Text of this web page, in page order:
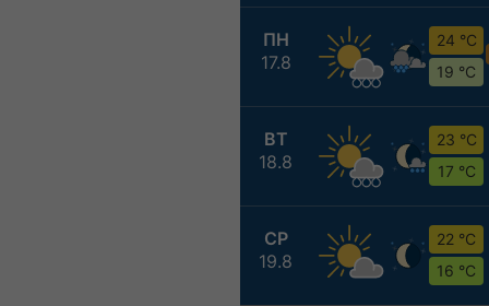
ПН
17.8
24 °C
19 °C
ВТ
18.8
23 °C
17 °C
СР
19.8
22 °C
16 °C